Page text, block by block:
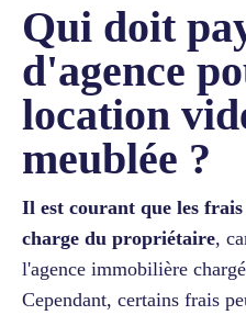
Qui doit
d'agence
location
meublée ?
Il est courant que les frais
charge du propriétaire,
l'agence immobilière
Cependant, certains frais